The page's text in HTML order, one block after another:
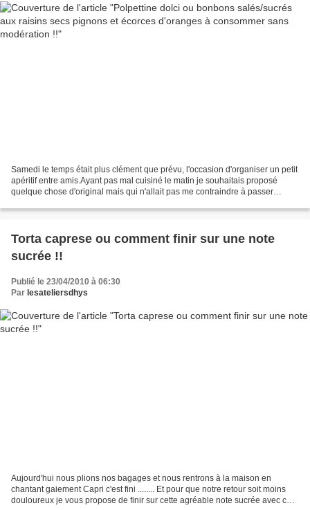
Samedi le temps était plus clément que prévu, l'occasion d'organiser un petit
apéritif entre amis.Ayant pas mal cuisiné le matin je souhaitais proposé
quelque chose d'original mais qui n'allait pas me contraindre à passer
Torta caprese ou comment finir sur une note
sucrée !!
Publié le 23/04/2010 à 06:30
Par lesateliersdhys
Aujourd'hui nous plions nos bagages et nous rentrons à la maison en
chantant gaiement Capri c'est fini ........ Et pour que notre retour soit moins
douloureux je vous propose de finir sur cette agréable note sucrée avec ce